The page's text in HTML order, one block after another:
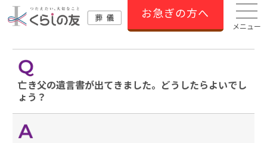
お急ぎの方へ
メニュー
亡き父の遺言書が出てきました。どうしたらよいでし
ょう？